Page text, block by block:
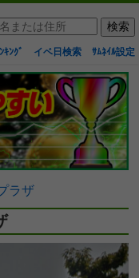
ｷﾝｸﾞ イベ日検索 ｻﾑﾈｲﾙ設定
ラザ